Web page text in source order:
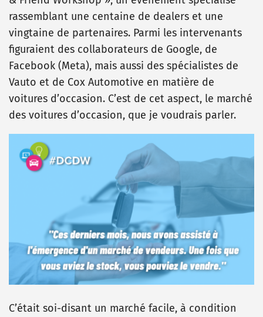
rassemblant une centaine de dealers et une
vingtaine de partenaires. Parmi les intervenants
figuraient des collaborateurs de Google, de
Facebook (Meta), mais aussi des spécialistes de
Vauto et de Cox Automotive en matière de
voitures d’occasion. C’est de cet aspect, le marché
des voitures d’occasion, que je voudrais parler.
C’était soi-disant un marché facile, à condition